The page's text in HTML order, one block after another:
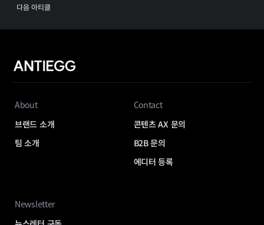
다음 아티클
About
브랜드 소개
팀 소개
Contact
콘텐츠 AX 문의
B2B 문의
에디터 등록
Newsletter